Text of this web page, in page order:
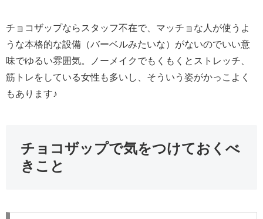
チョコザップならスタッフ不在で、マッチョな人が使うよ
うな本格的な設備（バーベルみたいな）がないのでいい意
味でゆるい雰囲気。ノーメイクでもくもくとストレッチ、
筋トレをしている女性も多いし、そういう姿がかっこよく
もあります♪
チョコザップで気をつけておくべ
きこと